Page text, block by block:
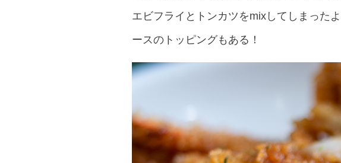
エビフライとトンカツをmixしてしまった
ースのトッピングもある！